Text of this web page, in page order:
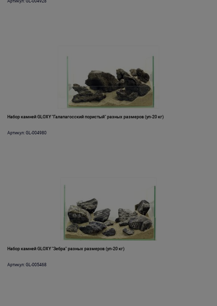
Артикул: GL-004928
Набор камней GLOXY "Галапагосский пористый" разных размеров (уп-20 кг)
Артикул: GL-004980
Набор камней GLOXY "Зебра" разных размеров (уп-20 кг)
Артикул: GL-005468